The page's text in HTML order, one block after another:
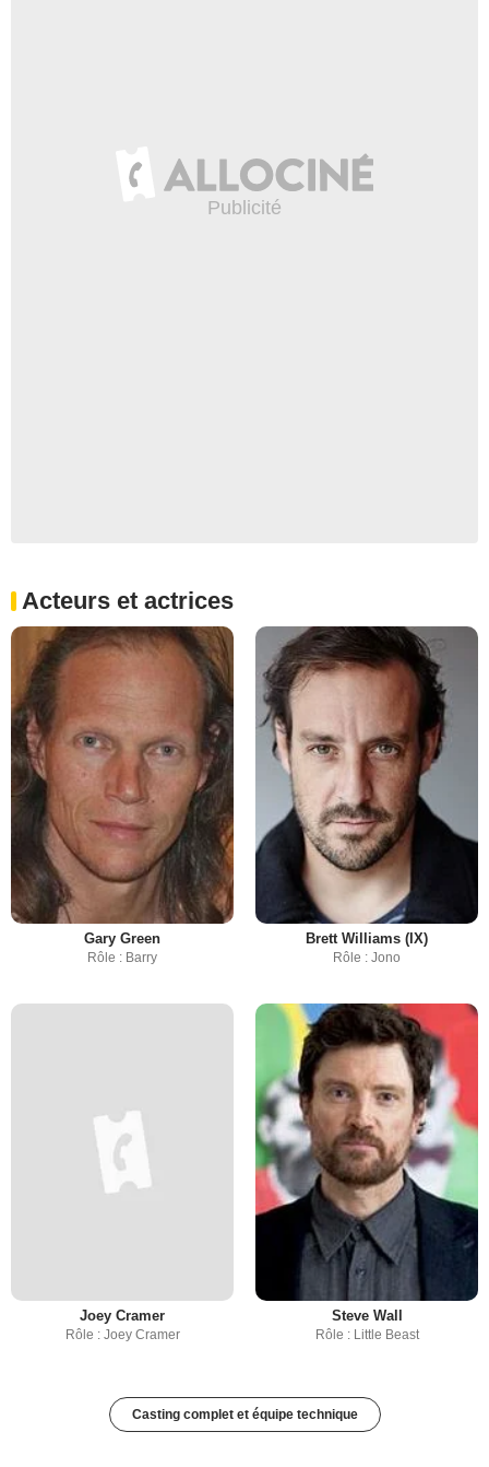
Acteurs et actrices
Gary Green
Rôle : Barry
Brett Williams (IX)
Rôle : Jono
Joey Cramer
Rôle : Joey Cramer
Steve Wall
Rôle : Little Beast
Casting complet et équipe technique